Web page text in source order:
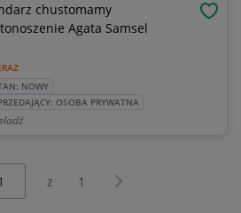
chustomamy
Agata Samsel
NOWY
OSOBA PRYWATNA
z 1 Następna strona